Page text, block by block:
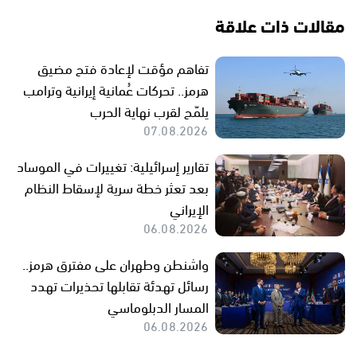
مقالات ذات علاقة
تفاهم مؤقت لإعادة فتح مضيق
هرمز.. تحركات عُمانية إيرانية وترامب
يلمّح لقرب نهاية الحرب
07.08.2026
تقارير إسرائيلية: تغييرات في الموساد
بعد تعثر خطة سرية لإسقاط النظام
الإيراني
06.08.2026
واشنطن وطهران على مفترق هرمز..
رسائل تهدئة تقابلها تحذيرات تهدد
المسار الدبلوماسي
06.08.2026